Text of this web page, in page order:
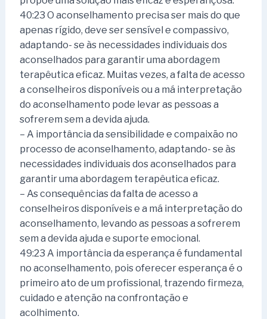
40:23 O aconselhamento precisa ser mais do que
apenas rígido, deve ser sensível e compassivo,
adaptando- se às necessidades individuais dos
aconselhados para garantir uma abordagem
terapêutica eficaz. Muitas vezes, a falta de acesso
a conselheiros disponíveis ou a má interpretação
do aconselhamento pode levar as pessoas a
sofrerem sem a devida ajuda.
– A importância da sensibilidade e compaixão no
processo de aconselhamento, adaptando- se às
necessidades individuais dos aconselhados para
garantir uma abordagem terapêutica eficaz.
– As consequências da falta de acesso a
conselheiros disponíveis e a má interpretação do
aconselhamento, levando as pessoas a sofrerem
sem a devida ajuda e suporte emocional.
49:23 A importância da esperança é fundamental
no aconselhamento, pois oferecer esperança é o
primeiro ato de um profissional, trazendo firmeza,
cuidado e atenção na confrontação e
acolhimento.